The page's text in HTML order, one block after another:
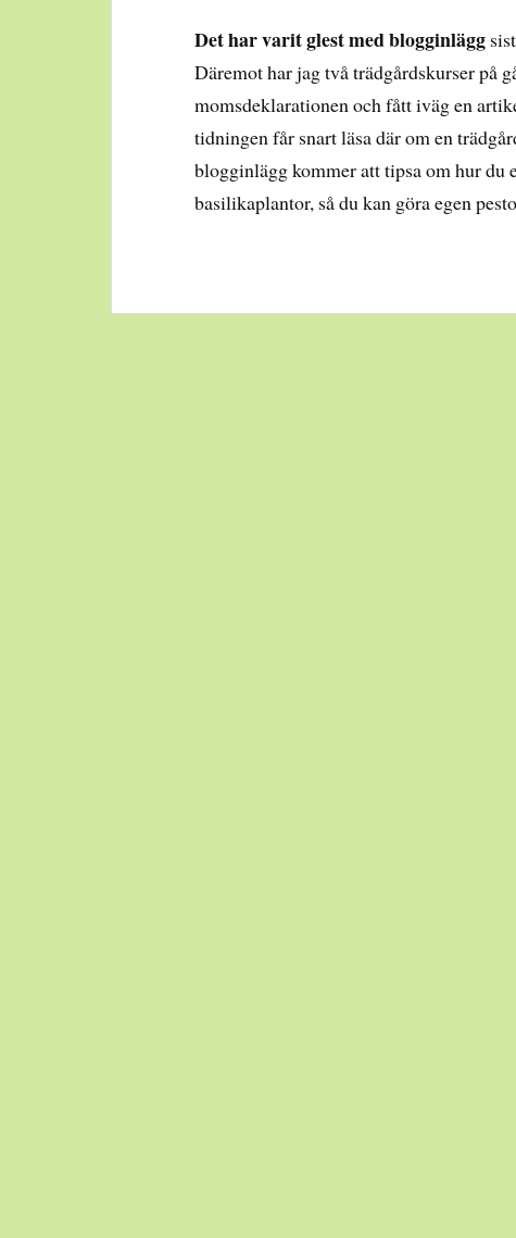
Det har varit glest med blogginlägg
Däremot har jag två trädgårdskurser på
momsdeklarationen och fått iväg en
tidningen får snart läsa där om en
blogginlägg kommer att tipsa om hur
basilikaplantor, så du kan göra egen